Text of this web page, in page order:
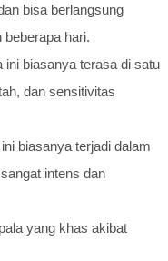
bisa berlangsung
hari.
ini biasanya terasa di satu
dan sensitivitas
biasanya terjadi dalam
intens dan
yang khas akibat